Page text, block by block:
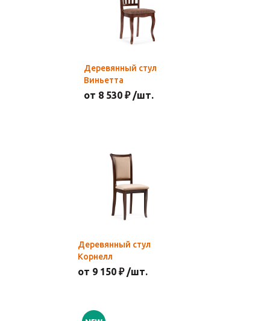
Деревянный стул
Виньетта
от 8 530 ₽ /шт.
Деревянный стул
Корнелл
от 9 150 ₽ /шт.